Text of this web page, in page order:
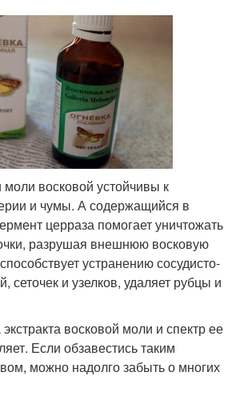
моли восковой устойчивы к
и чумы. А содержащийся в
церраза помогает уничтожать
разрушая внешнюю восковую
устранению сосудисто-
сеточек и узелков, удаляет рубцы и
восковой моли и спектр ее
Если обзавестись таким
можно надолго забыть о многих